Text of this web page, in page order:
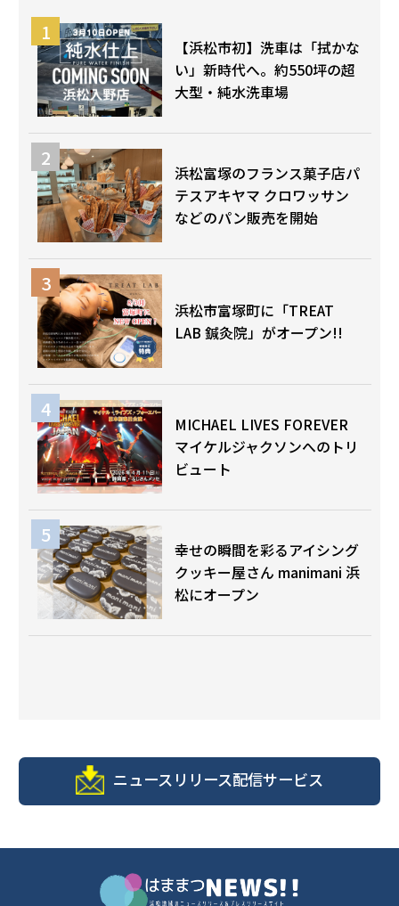
【浜松市初】洗車は「拭かな
い」新時代へ。約550坪の超
大型・純水洗車場
浜松富塚のフランス菓子店パ
テスアキヤマ クロワッサン
などのパン販売を開始
浜松市富塚町に「TREAT
LAB 鍼灸院」がオープン!!
MICHAEL LIVES FOREVER
マイケルジャクソンへのトリ
ビュート
幸せの瞬間を彩るアイシング
クッキー屋さん manimani 浜
松にオープン
ニュースリリース配信サービス